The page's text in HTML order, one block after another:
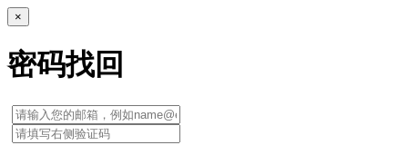
×
密码找回